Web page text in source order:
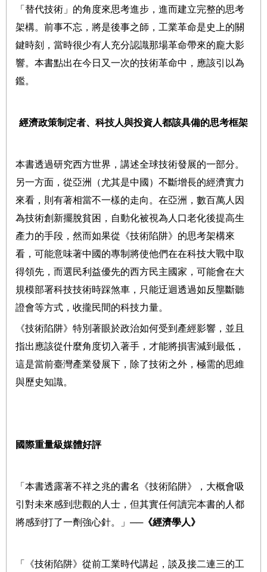
「替代技術」的角度來思考進步，進而建立完整的思考
架構。前事不忘，將是後事之師，工業革命是史上的關
鍵時刻，當時很少有人充分認識那場革命帶來的龐大影
響。本書點出在今日又一次的技術革命中，應該引以為
鑑。
經濟政策制定者、科技人與投資人都該具備的思考框架
本書透過研究西方世界，講述全球技術發展的一部分。
另一方面，從亞洲（尤其是中國）不斷增長的經濟實力
來看，則有著相當不一樣的走向。在亞洲，數百萬人因
為技術創新擺脫貧困，自動化被視為人口老化後提高生
產力的手段，然而如果從《技術陷阱》的思考架構來
看，可能意味著中國的專制將使他們在在科技大戰中取
得領先，而選民利益優先的西方民主國家，可能會在大
規模部署科技技術時踩煞車，只能迂迴透過如反壟斷聽
證會等方式，收攏民間的科技力量。
《技術陷阱》特別著眼於政治如何受到產經影響，並且
指出應該從什麼角度切入著手，才能將損害減到最低，
這是當前臺灣產業發展下，除了技術之外，極需的思維
與歷史知識。
國際重量級媒體好評
「本書透露著不祥之兆的書名《技術陷阱》，大概會吸
引對未來感到悲觀的人士，但其實任何讀完本書的人都
將感到打了一劑強心針。」 ──《經濟學人》
「《技術陷阱》從前工業時代講起，談及接二連三的工